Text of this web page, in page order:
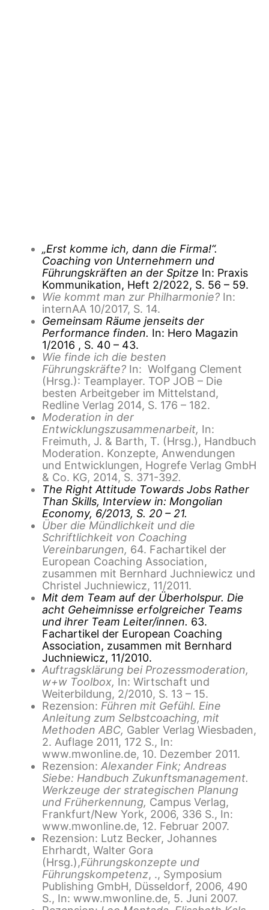
„Erst komme ich, dann die Firma!“.
Coaching von Unternehmern und
Führungskräften an der Spitze In: Praxis
Kommunikation, Heft 2/2022, S. 56 – 59.
Wie kommt man zur Philharmonie? In:
internAA 10/2017, S. 14.
Gemeinsam Räume jenseits der
Performance finden. In: Hero Magazin
1/2016 , S. 40 – 43.
Wie finde ich die besten
Führungskräfte? In: Wolfgang Clement
(Hrsg.): Teamplayer. TOP JOB – Die
besten Arbeitgeber im Mittelstand,
Redline Verlag 2014, S. 176 – 182.
Moderation in der
Entwicklungszusammenarbeit, In:
Freimuth, J. & Barth, T. (Hrsg.), Handbuch
Moderation. Konzepte, Anwendungen
und Entwicklungen, Hogrefe Verlag GmbH
& Co. KG, 2014, S. 371-392.
The Right Attitude Towards Jobs Rather
Than Skills, Interview in: Mongolian
Economy, 6/2013, S. 20 – 21.
Über die Mündlichkeit und die
Schriftlichkeit von Coaching
Vereinbarungen, 64. Fachartikel der
European Coaching Association,
zusammen mit Bernhard Juchniewicz und
Christel Juchniewicz, 11/2011.
Mit dem Team auf der Überholspur. Die
acht Geheimnisse erfolgreicher Teams
und ihrer Team Leiter/innen. 63.
Fachartikel der European Coaching
Association, zusammen mit Bernhard
Juchniewicz, 11/2010.
Auftragsklärung bei Prozessmoderation,
w+w Toolbox, In: Wirtschaft und
Weiterbildung, 2/2010, S. 13 – 15.
Rezension: Führen mit Gefühl. Eine
Anleitung zum Selbstcoaching, mit
Methoden ABC, Gabler Verlag Wiesbaden,
2. Auflage 2011, 172 S., In:
www.mwonline.de, 10. Dezember 2011.
Rezension: Alexander Fink; Andreas
Siebe: Handbuch Zukunftsmanagement.
Werkzeuge der strategischen Planung
und Früherkennung, Campus Verlag,
Frankfurt/New York, 2006, 336 S., In:
www.mwonline.de, 12. Februar 2007.
Rezension: Lutz Becker, Johannes
Ehrhardt, Walter Gora
(Hrsg.),Führungskonzepte und
Führungskompetenz, ., Symposium
Publishing GmbH, Düsseldorf, 2006, 490
S., In: www.mwonline.de, 5. Juni 2007.